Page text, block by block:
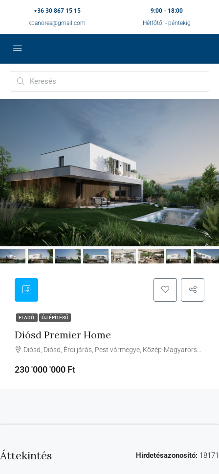
+36 30 867 15 15
kpanorea@gmail.com
9:00 - 18:00
Hétfőtől - péntekig
ELADÓ ÚJ ÉPÍTÉSŰ
Diósd Premier Home
Diósd, Diósd, Érdi járás, Pest vármegye, Közép-Magyarország, 2049, Magyarország
230 '000 '000 Ft
Áttekintés Hirdetésazonosító: 18171